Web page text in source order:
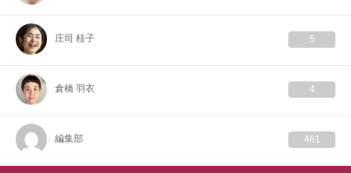
庄司 桂子 5
倉橋 羽衣 4
編集部 461